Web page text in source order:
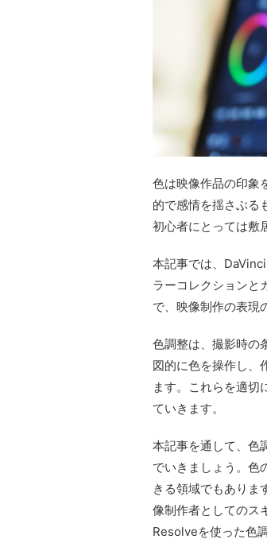
色は映像作品の印象
的で感情を揺さぶる
初心者にとっては敷
本記事では、
ラーコレクションと
で、映像制作の表現
色調整は、撮影時の
図的に色を操作し、
ます。これらを適切
ていきます。
本記事を通して、色
でいきましょう。色
きる領域でもありま
像制作者としてのス
Resolveを使った色